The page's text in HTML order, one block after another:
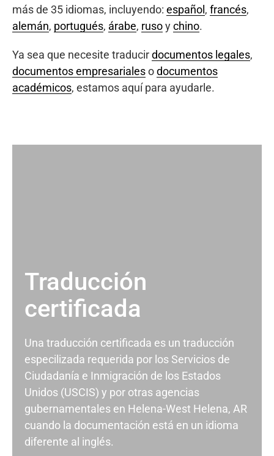
más de 35 idiomas, incluyendo: español , francés,
alemán, portugués, árabe, rusoychino.
Ya sea que necesite traducirdocumentos legales,
documentos empresarialesodocumentos
académicos, estamos aquí para ayudarle.
Traducción
certificada
Una traducción certificada es un traducción
especilizada requerida por los Servicios de
Ciudadanía e Inmigración de los Estados
Unidos (USCIS) y por otras agencias
gubernamentales en Helena-West Helena, AR
cuando la documentación está en un idioma
diferente al inglés.